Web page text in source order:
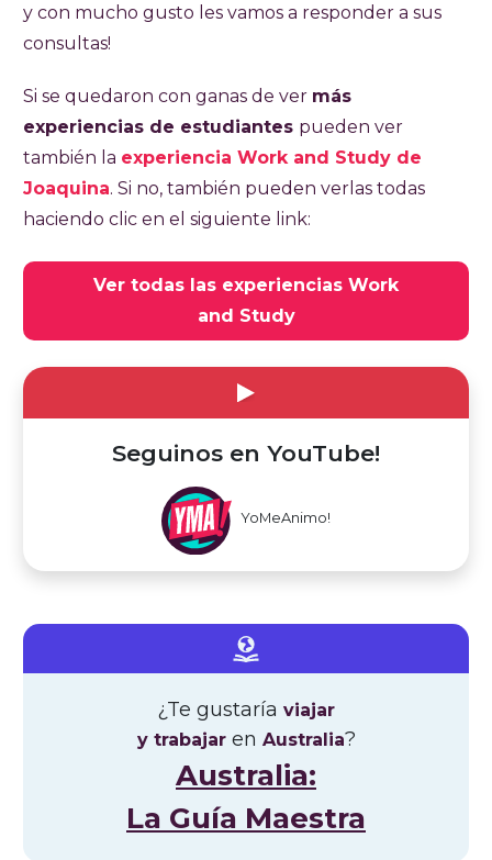
y con mucho gusto les vamos a responder a sus
consultas!
Si se quedaron con ganas de ver más
experiencias de estudiantes pueden ver
también la experiencia Work and Study de
Joaquina. Si no, también pueden verlas todas
haciendo clic en el siguiente link:
Ver todas las experiencias Work
and Study
Seguinos en YouTube!
YoMeAnimo!
¿Te gustaría viajar
y trabajaren Australia?
Australia:
La Guía Maestra